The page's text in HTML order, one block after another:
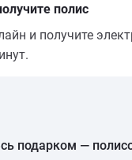
полис
и получите
подарком —